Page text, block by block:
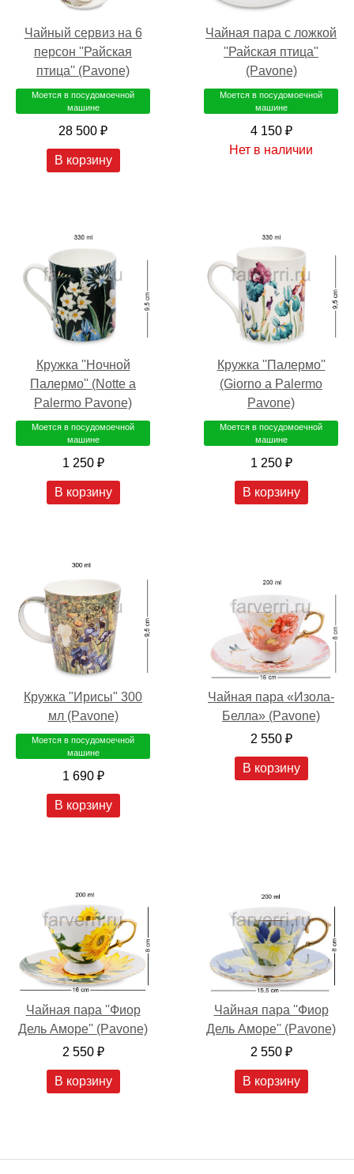
Чайный сервиз на 6
персон ''Райская
птица'' (Pavone)
Моется в посудомоечной
машине
28 500 ₽
В корзину
Чайная пара c ложкой
''Райская птица''
(Pavone)
Моется в посудомоечной
машине
4 150 ₽
Нет в наличии
Кружка ''Ночной
Палермо'' (Notte a
Palermo Pavone)
Моется в посудомоечной
машине
1 250 ₽
В корзину
Кружка ''Палермо''
(Giorno a Palermo
Pavone)
Моется в посудомоечной
машине
1 250 ₽
В корзину
Кружка "Ирисы" 300
мл (Pavone)
Моется в посудомоечной
машине
1 690 ₽
В корзину
Чайная пара «Изола-
Белла» (Pavone)
2 550 ₽
В корзину
Чайная пара ''Фиор
Дель Аморе'' (Pavone)
2 550 ₽
В корзину
Чайная пара ''Фиор
Дель Аморе'' (Pavone)
2 550 ₽
В корзину